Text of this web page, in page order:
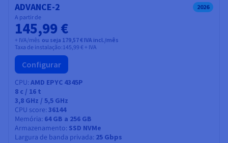
ADVANCE-2 2026
A partir de
145,99 €
+ IVA/mês ou seja 179,57 € IVA incl./mês
Taxa de instalação:145,99 € + IVA
Configurar
CPU AMD EPYC 4345P
8 c / 16 t
3,8 GHz / 5,5 GHz
CPU score 36144
Memória 64 GB a 256 GB
Armazenamento SSD NVMe
Largura de banda privada 25 Gbps